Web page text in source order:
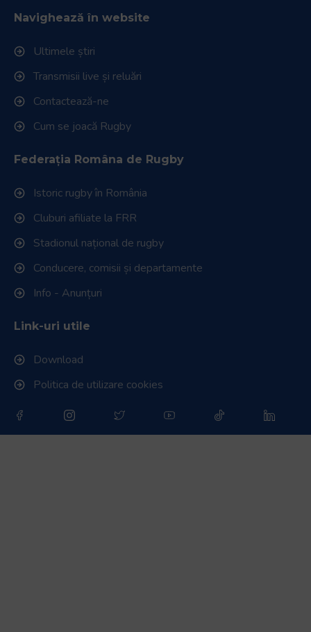
Navighează în website
Ultimele știri
Transmisii live și reluări
Contactează-ne
Cum se joacă Rugby
Federația Româna de Rugby
Istoric rugby în România
Cluburi afiliate la FRR
Stadionul național de rugby
Conducere, comisii și departamente
Info - Anunțuri
Link-uri utile
Download
Politica de utilizare cookies